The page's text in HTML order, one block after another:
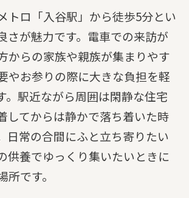
トロ「入谷駅」から徒歩5分とい
さが魅力です。電車での来訪が
からの家族や親族が集まりやす
やお参りの際に大きな負担を軽
。駅近ながら周囲は閑静な住宅
してからは静かで落ち着いた時
日常の合間にふと立ち寄りたい
供養でゆっくり集いたいときに
です。